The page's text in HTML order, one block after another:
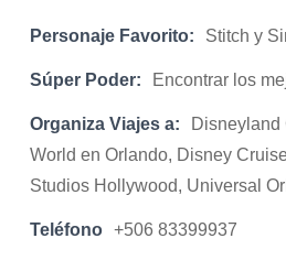
Personaje Favorito: Stitch y
Súper Poder: Encontrar los
Organiza Viajes a:
Disneyland
World en Orlando, Disney
Studios Hollywood, Universal
Teléfono +506 83399937